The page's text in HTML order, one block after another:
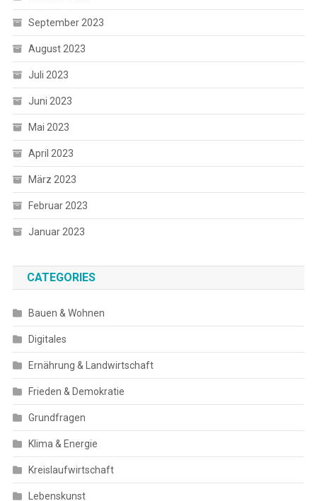
September 2023
August 2023
Juli 2023
Juni 2023
Mai 2023
April 2023
März 2023
Februar 2023
Januar 2023
CATEGORIES
Bauen & Wohnen
Digitales
Ernährung & Landwirtschaft
Frieden & Demokratie
Grundfragen
Klima & Energie
Kreislaufwirtschaft
Lebenskunst